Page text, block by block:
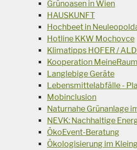
Grünoasen in Wien
HAUSKUNFT
Hochbeet in
Hotline KKW Mochovce
Klimatipps HOFER /
Kooperation
Langlebige Geräte
Lebensmittelabfälle -
Mobinclusion
Naturnahe Grünanlage
NEVK: Nachhaltige
ÖkoEvent-Beratung
Ökologisierung im